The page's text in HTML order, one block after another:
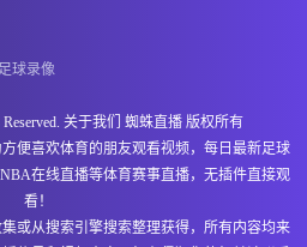
-
08-07 22:00
球录像
关于我们 蜘蛛直播 版权所有
便喜欢体育的朋友观看视频，每日最新足球
在线直播等体育赛事直播，无插件直接观
看！
或从搜索引擎搜索整理获得，所有内容均来